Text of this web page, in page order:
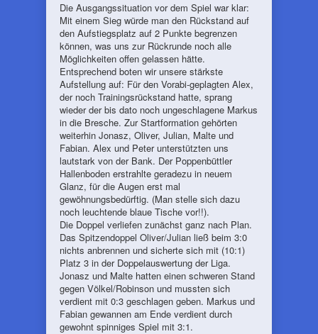
Die Ausgangssituation vor dem Spiel war klar:
Mit einem Sieg würde man den Rückstand auf
den Aufstiegsplatz auf 2 Punkte begrenzen
können, was uns zur Rückrunde noch alle
Möglichkeiten offen gelassen hätte.
Entsprechend boten wir unsere stärkste
Aufstellung auf: Für den Vorabi-geplagten Alex,
der noch Trainingsrückstand hatte, sprang
wieder der bis dato noch ungeschlagene Markus
in die Bresche. Zur Startformation gehörten
weiterhin Jonasz, Oliver, Julian, Malte und
Fabian. Alex und Peter unterstützten uns
lautstark von der Bank. Der Poppenbüttler
Hallenboden erstrahlte geradezu in neuem
Glanz, für die Augen erst mal
gewöhnungsbedürftig. (Man stelle sich dazu
noch leuchtende blaue Tische vor!!).
Die Doppel verliefen zunächst ganz nach Plan.
Das Spitzendoppel Oliver/Julian ließ beim 3:0
nichts anbrennen und sicherte sich mit (10:1)
Platz 3 in der Doppelauswertung der Liga.
Jonasz und Malte hatten einen schweren Stand
gegen Völkel/Robinson und mussten sich
verdient mit 0:3 geschlagen geben. Markus und
Fabian gewannen am Ende verdient durch
gewohnt spinniges Spiel mit 3:1.